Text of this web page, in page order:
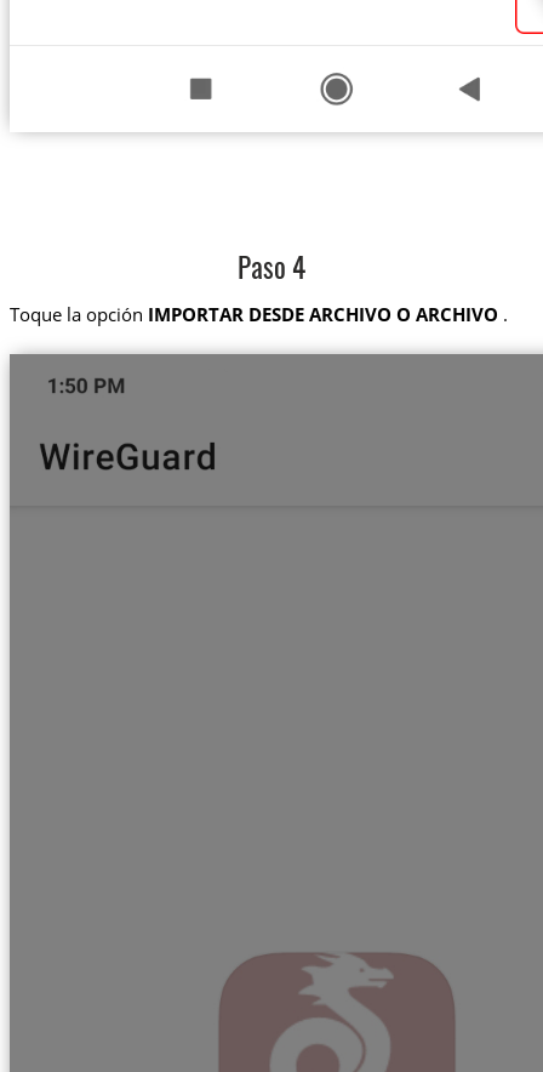
Paso 4
Toque la opción IMPORTAR DESDE ARCHIVO O ARCHIVO .